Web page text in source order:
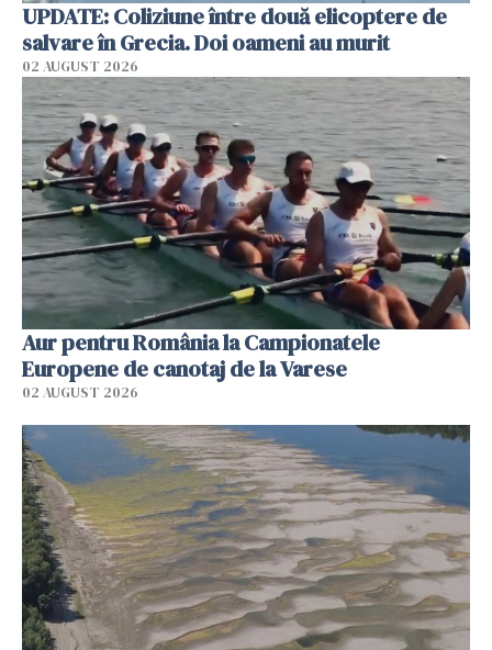
UPDATE: Coliziune între două elicoptere de
salvare în Grecia. Doi oameni au murit
02 AUGUST 2026
Aur pentru România la Campionatele
Europene de canotaj de la Varese
02 AUGUST 2026